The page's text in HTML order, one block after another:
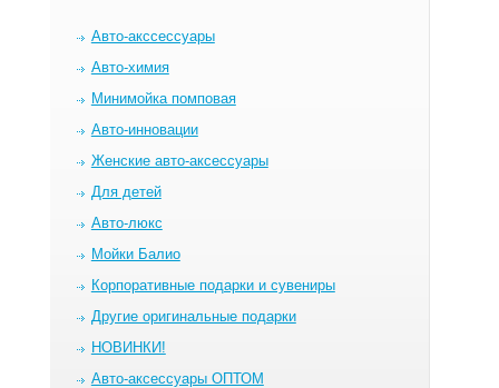
Авто-акссессуары
Авто-химия
Минимойка помповая
Авто-инновации
Женские авто-аксессуары
Для детей
Авто-люкс
Мойки Балио
Корпоративные подарки и сувениры
Другие оригинальные подарки
НОВИНКИ!
Авто-аксессуары ОПТОМ